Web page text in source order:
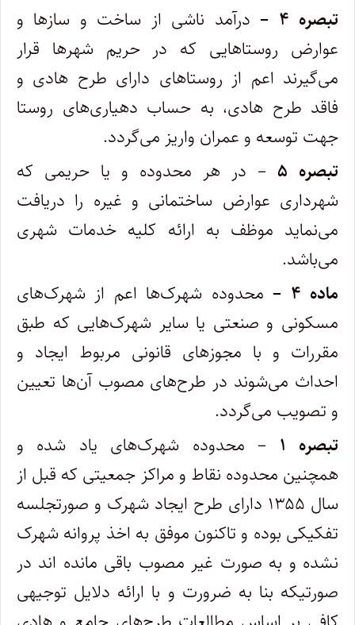
تبصره ۴ –
درآمد ناشی از ساخت و سازها و
عوارض روستاهایی که در حریم شهرها قرار
می‌گیرند اعم از روستاهای دارای طرح هادی و
فاقد طرح هادی، به حساب دهیاری‌های روستا
جهت توسعه و عمران واریز می‌گردد.
تبصره ۵
– در هر محدوده و یا حریمی که
شهرداری عوارض ساختمانی و غیره را دریافت
می‌نماید موظف به ارائه کلیه خدمات شهری
می‌باشد.
ماده ۴ –
محدوده شهرک‌ها اعم از شهرک‌های
مسکونی و صنعتی یا سایر شهرک‌هایی که طبق
مقررات و با مجوزهای قانونی مربوط ایجاد و
احداث می‌شوند در طرح‌های مصوب آن‌ها تعیین
و تصویب می‌گردد.
تبصره ۱
– محدوده شهرک‌های یاد شده و
همچنین محدوده نقاط و مراکز جمعیتی که قبل از
سال ۱۳۵۵ دارای طرح ایجاد شهرک و صورتجلسه
تفکیکی بوده و تاکنون موفق به اخذ پروانه شهرک
نشده و به صورت غیر مصوب باقی مانده اند در
صورتیکه بنا به ضرورت و با ارائه دلایل توجیهی